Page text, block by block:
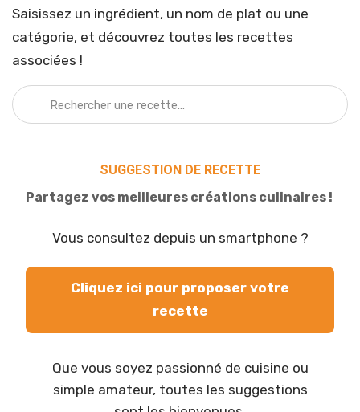
Saisissez un ingrédient, un nom de plat ou une
catégorie, et découvrez toutes les recettes
associées !
SUGGESTION DE RECETTE
Partagez vos meilleures créations culinaires !
Vous consultez depuis un smartphone ?
Cliquez ici pour proposer votre
recette
Que vous soyez passionné de cuisine ou
simple amateur, toutes les suggestions